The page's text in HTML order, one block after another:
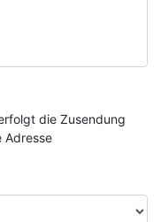
die Zusendung
Adresse